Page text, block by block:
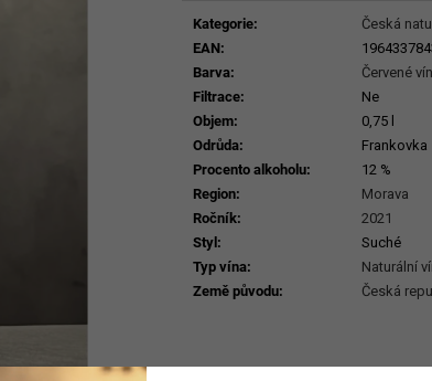
Kategorie:
Česká
EAN:
Barva:
Červené
Filtrace:
Ne
Objem:
0,75 l
Odrůda:
Frankovka
Procento alkoholu:
12 %
Region:
Morava
Ročník:
2021
Styl:
Suché
Typ vína:
Naturální
Země původu: Česká